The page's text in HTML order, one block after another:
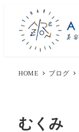
HOME ブログ
むくみ